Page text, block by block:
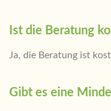
Ist die Beratung
Ja, die Beratung ist
Gibt es eine